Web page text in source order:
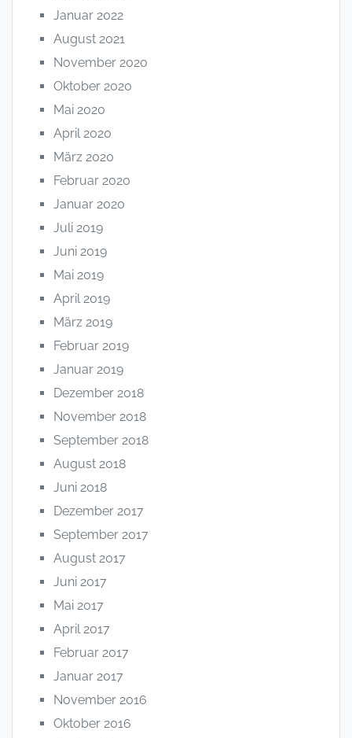
Januar 2022
August 2021
November 2020
Oktober 2020
Mai 2020
April 2020
März 2020
Februar 2020
Januar 2020
Juli 2019
Juni 2019
Mai 2019
April 2019
März 2019
Februar 2019
Januar 2019
Dezember 2018
November 2018
September 2018
August 2018
Juni 2018
Dezember 2017
September 2017
August 2017
Juni 2017
Mai 2017
April 2017
Februar 2017
Januar 2017
November 2016
Oktober 2016